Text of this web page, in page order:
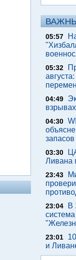
05:57
05:32
04:49
04:30
03:30
Ливана
23:43
23:04
В
23:01
и